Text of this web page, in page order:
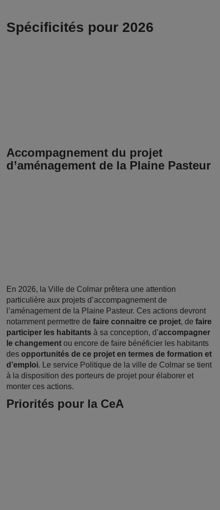
Spécificités pour 2026
Accompagnement du projet
d’aménagement de la Plaine Pasteur
En 2026, la Ville de Colmar prêtera une attention
particulière aux projets d’accompagnement de
l’aménagement de la Plaine Pasteur. Ces actions devront
notamment permettre de faire connaitre ce projet, de faire
participer les habitants à sa conception, d’accompagner
le changement ou encore de faire bénéficier les habitants
des opportunités de ce projet en termes de formation et
d’emploi. Le service Politique de la ville de Colmar se tient
à la disposition des porteurs de projet pour élaborer et
monter ces actions.
Priorités pour la CeA